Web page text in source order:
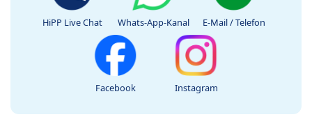
HiPP Live Chat Whats-App-Kanal E-Mail / Telefon
Facebook Instagram